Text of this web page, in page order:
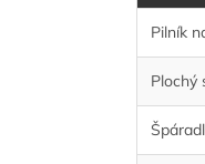
Pilník
Plochý